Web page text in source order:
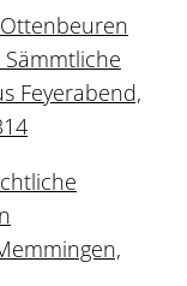
Feyerabend,